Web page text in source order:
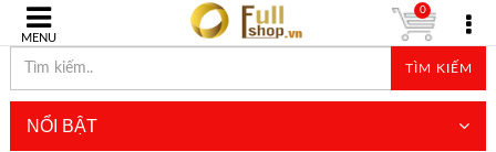
MENU
TÌM KIẾM
0
NỔI BẬT